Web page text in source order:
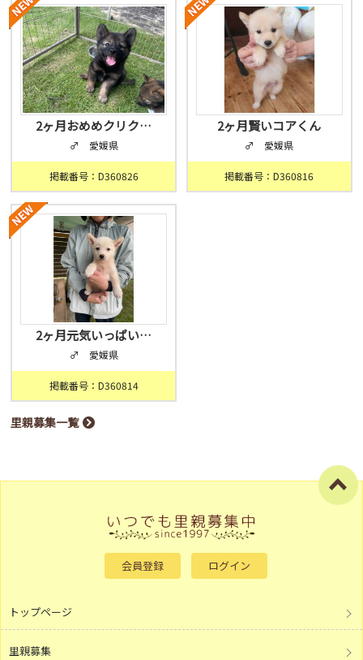
2ヶ月おめめクリク…
♂ 愛媛県
掲載番号：D360826
2ヶ月賢いコアくん
♂ 愛媛県
掲載番号：D360816
2ヶ月元気いっぱい…
♂ 愛媛県
掲載番号：D360814
里親募集一覧
会員登録 ログイン
トップページ
里親募集